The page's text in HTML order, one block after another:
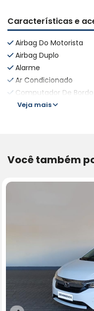
Características e
Airbag Do Motorista
Airbag Duplo
Alarme
Ar Condicionado
Computador De Bordo
Veja mais
Você também